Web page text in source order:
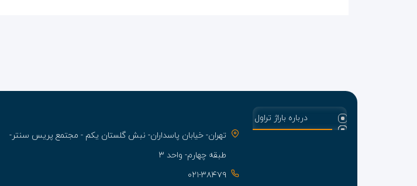
درباره باراژ تراول
تهران- خیابان پاسداران- نبش گلستان یکم - مجتمع پریس سنتر-
طبقه چهارم- واحد ۳
۰۲۱-۳۸۴۷۹